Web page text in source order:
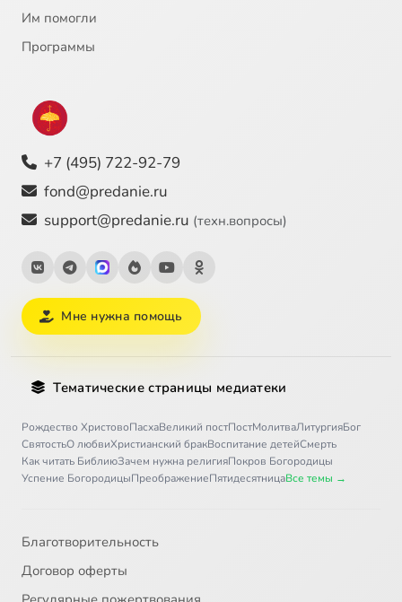
Им помогли
Программы
+7 (495) 722-92-79
fond@predanie.ru
support@predanie.ru (техн.вопросы)
Мне нужна помощь
Тематические страницы медиатеки
Рождество ХристовоПасхаВеликий постПостМолитваЛитургияБог
СвятостьО любвиХристианский бракВоспитание детейСмерть
Как читать БиблиюЗачем нужна религияПокров Богородицы
Успение БогородицыПреображениеПятидесятницаВсе темы →
Благотворительность
Договор оферты